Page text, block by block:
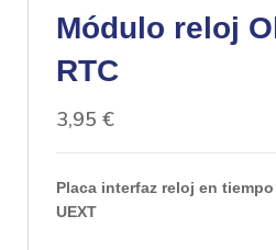
Módulo reloj
RTC
3,95 €
Placa interfaz reloj en
UEXT